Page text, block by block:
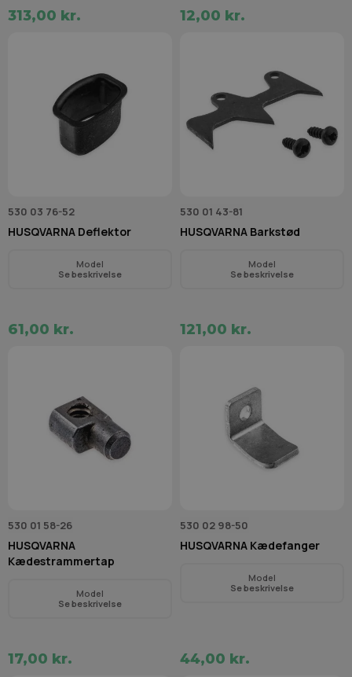
313,00 kr. 12,00 kr.
530 03 76-52
HUSQVARNA Deflektor
Model
Se beskrivelse
61,00 kr.
530 01 43-81
HUSQVARNA Barkstød
Model
Se beskrivelse
121,00 kr.
530 01 58-26
HUSQVARNA
Kædestrammertap
Model
Se beskrivelse
17,00 kr.
530 02 98-50
HUSQVARNA Kædefanger
Model
Se beskrivelse
44,00 kr.